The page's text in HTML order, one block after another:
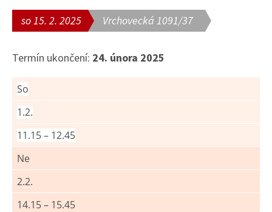
so 15. 2. 2025 Vrchovecká 1091/37
Termín ukončení: 24. února 2025
So
1.2.
11.15 – 12.45
Ne
2.2.
14.15 – 15.45